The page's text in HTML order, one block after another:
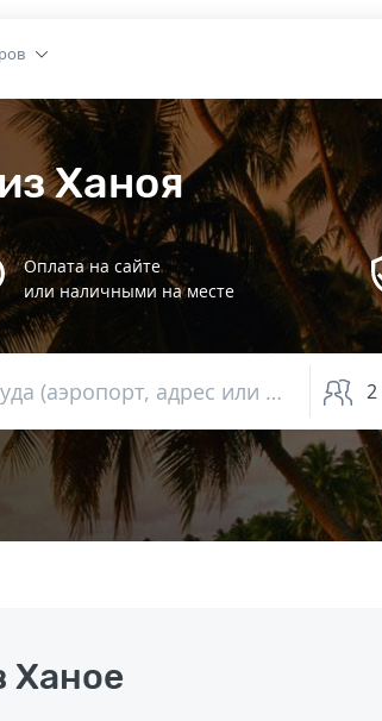
Ханоя
Оплата на сайте
или наличными на месте
Куда (аэропорт, адрес или вокзал) 2
Ханое